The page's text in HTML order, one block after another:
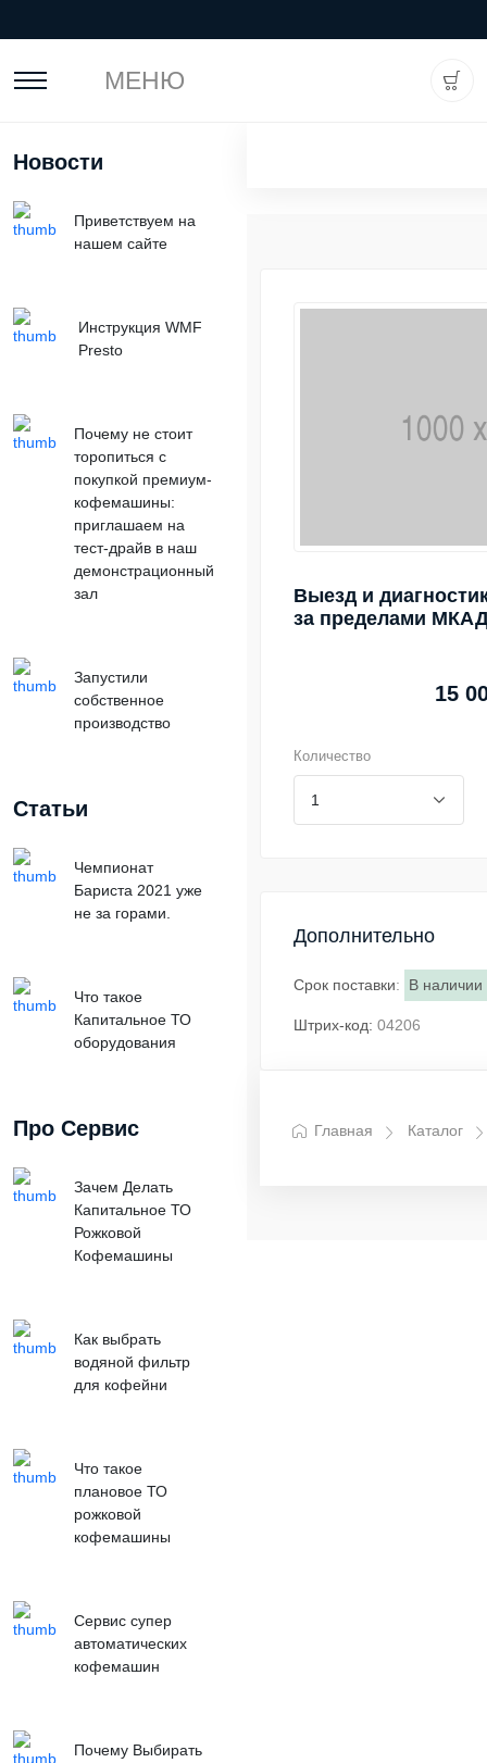
МЕНЮ
Новости
Приветствуем на
нашем сайте
Инструкция WMF
Presto
Почему не стоит
торопиться с
покупкой премиум-
кофемашины:
приглашаем на
тест-драйв в наш
демонстрационный
зал
Запустили
собственное
производство
Статьи
Чемпионат
Бариста 2021 уже
не за горами.
Что такое
Капитальное ТО
оборудования
Про Сервис
Зачем Делать
Капитальное ТО
Рожковой
Кофемашины
Как выбрать
водяной фильтр
для кофейни
Что такое
плановое ТО
рожковой
кофемашины
Сервис супер
автоматических
кофемашин
Почему Выбирать
Выезд и
за пределами
15
Количество
Дополнительно
Срок поставки: В наличии
Штрих-код: 04206
Главная Каталог